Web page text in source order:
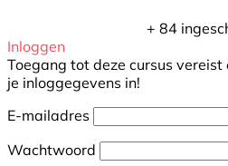
+ 84
Inloggen
Toegang tot deze cursus vereist
je inloggegevens in!
E-mailadres
Wachtwoord